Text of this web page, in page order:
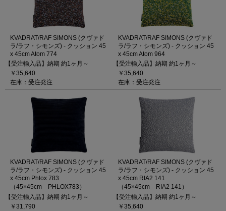
KVADRAT/RAF SIMONS (クヴァド
ラ/ラフ・シモンズ) - クッション 45
x 45cm Atom 774
【受注輸入品】納期 約1ヶ月～
￥35,640
在庫：受注発注
KVADRAT/RAF SIMONS (クヴァド
ラ/ラフ・シモンズ) - クッション 45
x 45cm Atom 964
【受注輸入品】納期 約1ヶ月～
￥35,640
在庫：受注発注
KVADRAT/RAF SIMONS (クヴァド
ラ/ラフ・シモンズ) - クッション 45
x 45cm Phlox 783
（45×45cm PHLOX783）
【受注輸入品】納期 約1ヶ月～
￥31,790
KVADRAT/RAF SIMONS (クヴァド
ラ/ラフ・シモンズ) - クッション 45
x 45cm RIA2 141
（45×45cm RIA2 141）
【受注輸入品】納期 約1ヶ月～
￥35,640